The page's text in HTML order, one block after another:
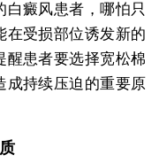
白癜风患者，哪怕只
在受损部位诱发新的
醒患者要选择宽松棉
成持续压迫的重要原